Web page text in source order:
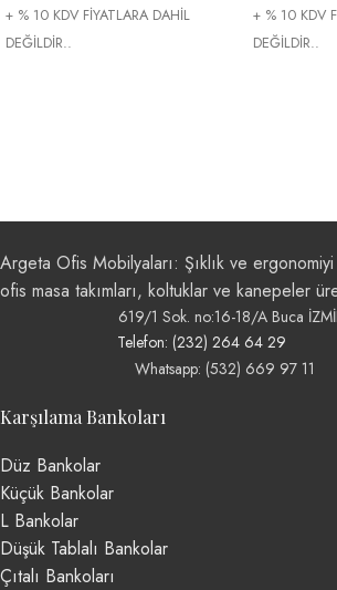
+ % 10 KDV FİYATLARA DAHİL
DEĞİLDİR..
+ % 10 KDV
DEĞİLDİR..
Argeta Ofis Mobilyaları: Şıklık ve
ofis masa takımları, koltuklar ve kanepeler
619/1 Sok. no:16-18/A Buca
Telefon: (232) 264 64 29
Whatsapp: (532) 669 97 11
Karşılama Bankoları
Düz Bankolar
Küçük Bankolar
L Bankolar
Düşük Tablalı Bankolar
Çıtalı Bankoları